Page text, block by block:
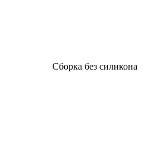
Сборка без силикона